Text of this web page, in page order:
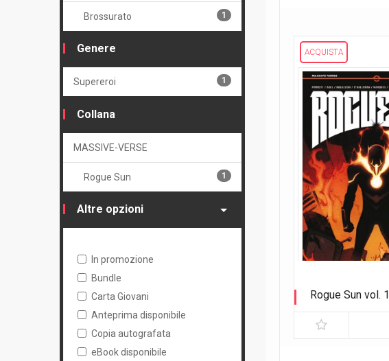
ACQUISTA
Rogue Sun vol. 1
Brossurato 1
Genere
Supereroi 1
Collana
MASSIVE-VERSE
Rogue Sun 1
Altre opzioni
In promozione
Bundle
Carta Giovani
Anteprima disponibile
Copia autografata
eBook disponibile